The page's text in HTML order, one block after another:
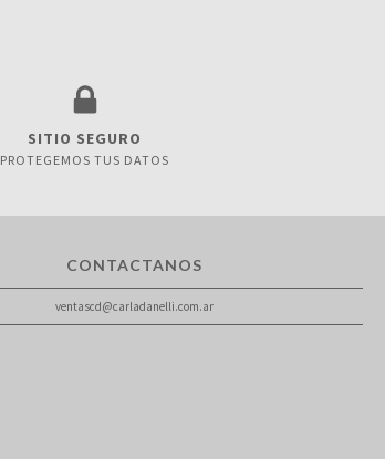
SITIO SEGURO
PROTEGEMOS TUS DATOS
CONTACTANOS
ventascd@carladanelli.com.ar